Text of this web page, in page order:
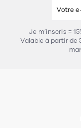
Je m’inscris =
Valable à partir de